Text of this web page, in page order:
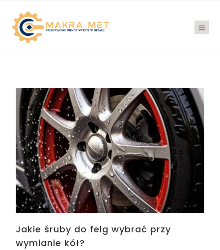
Jakie śruby do felg wybrać przy
wymianie kół?